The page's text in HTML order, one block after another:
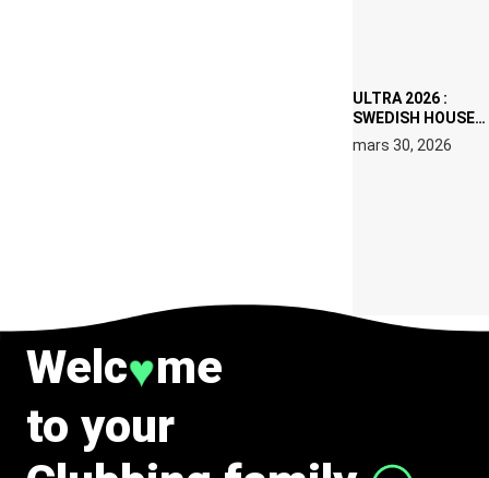
ULTRA 2026 :
SWEDISH HOUSE
MAFIA RETROUVE
ERIC PRYDZ DANS
mars 30, 2026
Welc♥me
to your